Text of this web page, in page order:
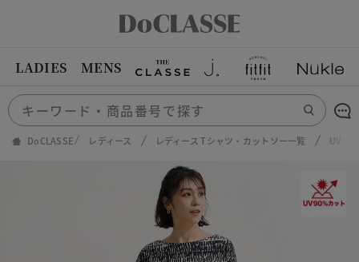
LADIES MENS
DoCLASSE レディース レディース Tシャツ・カットソー一覧 UVス